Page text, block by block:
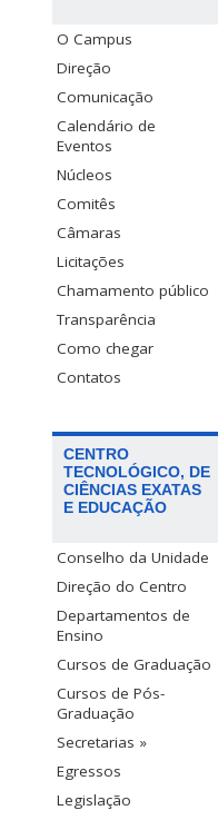
O Campus
Direção
Comunicação
Calendário de
Eventos
Núcleos
Comitês
Câmaras
Licitações
Chamamento público
Transparência
Como chegar
Contatos
CENTRO
TECNOLÓGICO, DE
CIÊNCIAS EXATAS
E EDUCAÇÃO
Conselho da Unidade
Direção do Centro
Departamentos de
Ensino
Cursos de Graduação
Cursos de Pós-
Graduação
Secretarias »
Egressos
Legislação